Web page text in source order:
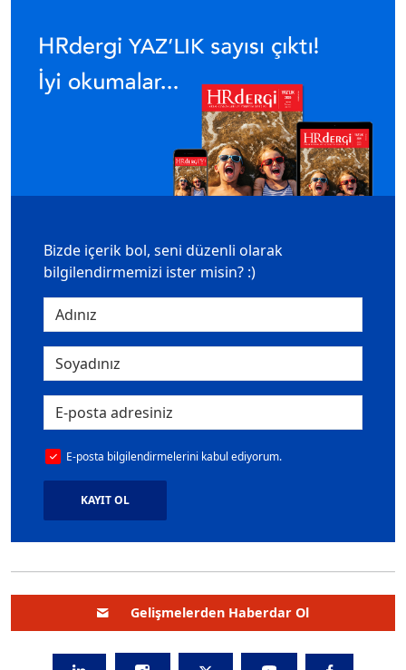
Bizde içerik bol, seni düzenli olarak
bilgilendirmemizi ister misin? :)
E-posta bilgilendirmelerini kabul ediyorum.
KAYIT OL
Gelişmelerden Haberdar Ol